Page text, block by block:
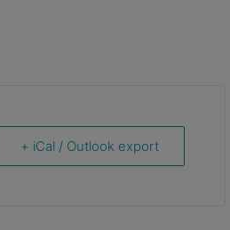
+ iCal / Outlook export